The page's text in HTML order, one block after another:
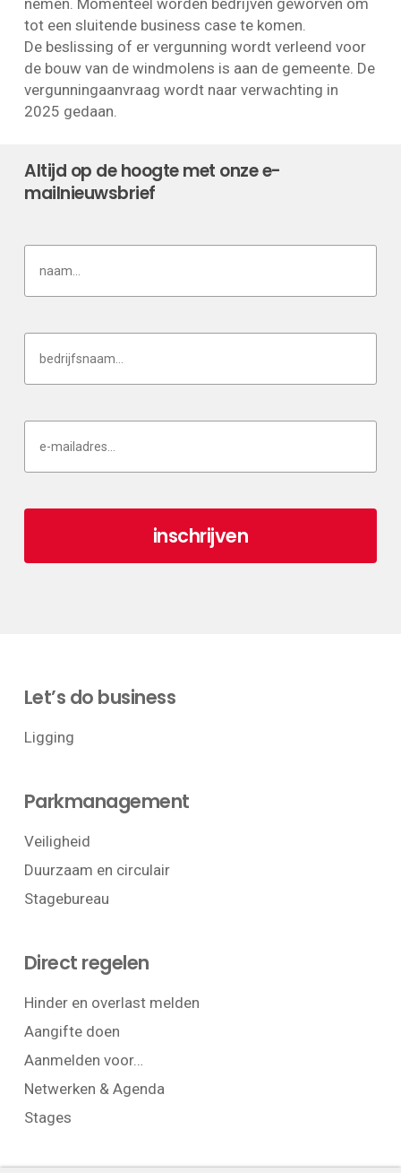
tot een sluitende business case te komen.
De beslissing of er vergunning wordt verleend voor
de bouw van de windmolens is aan de gemeente. De
vergunningaanvraag wordt naar verwachting in
2025 gedaan.
Altijd op de hoogte met onze e-
mailnieuwsbrief
Let’s do business
Ligging
Parkmanagement
Veiligheid
Duurzaam en circulair
Stagebureau
Direct regelen
Hinder en overlast melden
Aangifte doen
Aanmelden voor…
Netwerken & Agenda
Stages